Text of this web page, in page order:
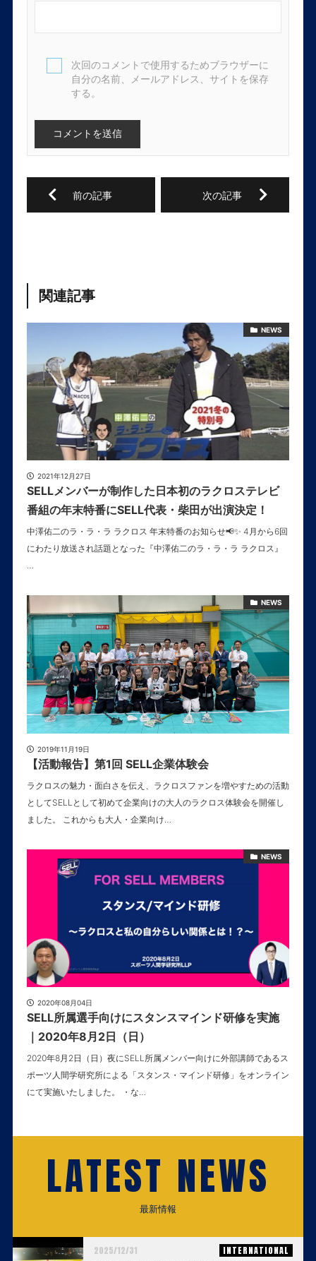
次回のコメントで使用するためブラウザーに
自分の名前、メールアドレス、サイトを保存
する。
関連記事
NEWS
2021年12月27日
SELLメンバーが制作した日本初のラクロステレビ
番組の年末特番にSELL代表・柴田が出演決定！
中澤佑二のラ・ラ・ラ ラクロス 年末特番のお知らせ📢✨ 4月から6回
にわたり放送され話題となった『中澤佑二のラ・ラ・ラ ラクロス』
…
NEWS
2019年11月19日
【活動報告】第1回 SELL企業体験会
ラクロスの魅力・面白さを伝え、ラクロスファンを増やすための活動
としてSELLとして初めて企業向けの大人のラクロス体験会を開催し
ました。 これからも大人・企業向け…
NEWS
2020年08月04日
SELL所属選手向けにスタンスマインド研修を実施
｜2020年8月2日（日）
2020年8月2日（日）夜にSELL所属メンバー向けに外部講師であるス
ポーツ人間学研究所による「スタンス・マインド研修」をオンライン
にて実施いたしました。 ・な…
LATEST NEWS
最新情報
2025/12/31 INTERNATIONAL